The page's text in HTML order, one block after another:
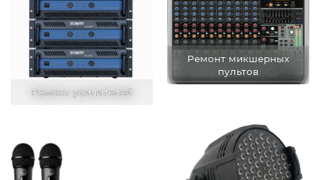
Ремонт усилителей
Ремонт микшерных
пультов